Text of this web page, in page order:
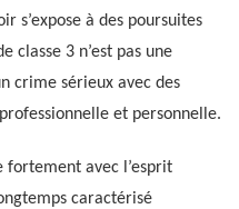
s’expose à des poursuites
classe 3 n’est pas une
crime sérieux avec des
et personnelle.
fortement avec l’esprit
caractérisé